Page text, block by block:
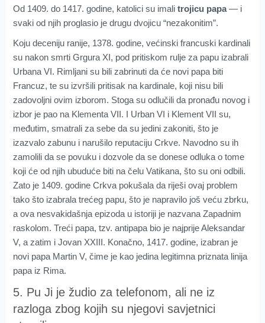
Od 1409. do 1417. godine, katolici su imalitrojicu papa— i
svaki od njih proglasio je drugu dvojicu “nezakonitim”.
Koju deceniju ranije, 1378. godine, većinski francuski kardinali
su nakon smrti Grgura XI, pod pritiskom rulje za papu izabrali
Urbana VI. Rimljani su bili zabrinuti da će novi papa biti
Francuz, te su izvršili pritisak na kardinale, koji nisu bili
zadovoljni ovim izborom. Stoga su odlučili da pronađu novog i
izbor je pao na Klementa VII. I Urban VI i Klement VII su,
međutim, smatrali za sebe da su jedini zakoniti, što je
izazvalo zabunu i narušilo reputaciju Crkve. Navodno su ih
zamolili da se povuku i dozvole da se donese odluka o tome
koji će od njih ubuduće biti na čelu Vatikana, što su oni odbili.
Zato je 1409. godine Crkva pokušala da riješi ovaj problem
tako što izabrala trećeg papu, što je napravilo još veću zbrku,
a ova nesvakidašnja epizoda u istoriji je nazvana Zapadnim
raskolom. Treći papa, tzv. antipapa bio je najprije Aleksandar
V, a zatim i Jovan XXIII. Konačno, 1417. godine, izabran je
novi papa Martin V, čime je kao jedina legitimna priznata linija
papa iz Rima.
5. Pu Ji je žudio za telefonom, ali ne iz
razloga zbog kojih su njegovi savjetnici